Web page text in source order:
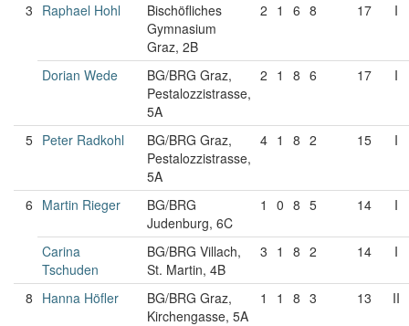
3 Raphael Hohl
Bischöfliches
Gymnasium
Graz, 2B
2 1 6 8 17 I
Dorian Wede
BG/BRG Graz,
Pestalozzistrasse,
5A
2 1 8 6 17 I
5 Peter Radkohl
BG/BRG Graz,
Pestalozzistrasse,
5A
4 1 8 2 15 I
6 Martin Rieger
BG/BRG
Judenburg, 6C
1 0 8 5 14 I
Carina
Tschuden
BG/BRG Villach,
St. Martin, 4B
3 1 8 2 14 I
8 Hanna Höfler
BG/BRG Graz,
Kirchengasse, 5A
1 1 8 3 13 II